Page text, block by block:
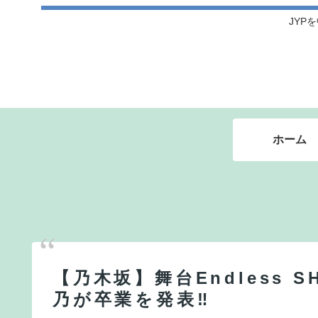
JYP
ホーム
【乃木坂】舞台Endless
乃が卒業を発表‼